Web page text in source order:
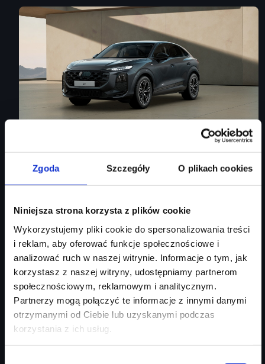
Zgoda Szczegóły O plikach cookies
Niniejsza strona korzysta z plików cookie
Wykorzystujemy pliki cookie do spersonalizowania treści
i reklam, aby oferować funkcje społecznościowe i
analizować ruch w naszej witrynie. Informacje o tym, jak
korzystasz z naszej witryny, udostępniamy partnerom
społecznościowym, reklamowym i analitycznym.
Partnerzy mogą połączyć te informacje z innymi danymi
otrzymanymi od Ciebie lub uzyskanymi podczas
korzystania z ich usług.
Audi Q3 Sportback
Rok produkcji2026
Moc silnika150 KM
Typ paliwa benzyna
Typ nadwozia
SalonAudi Centrum Gdańsk
246 470 zł
207 035 zł